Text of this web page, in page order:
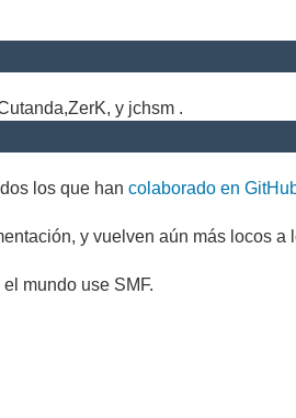
y jchsm .
los que hancolaborado en
y vuelven aún más locos a
mundo use SMF.